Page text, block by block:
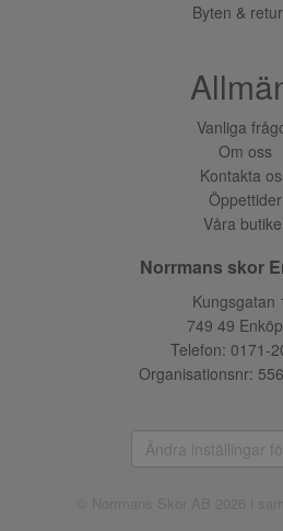
Byten &
Vanliga
Om oss
Kontakta
Öppettider
Våra
Norrmans skor
Kungsgatan
749 49
Telefon: 0171-
Organisationsnr:
Ändra inställingar